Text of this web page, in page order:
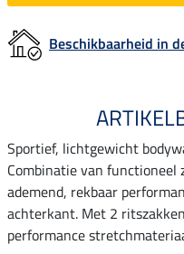
Beschikbaarheid in
Sportief, lichtgewicht
Combinatie van functioneel
ademend, rekbaar
achterkant. Met 2
performance